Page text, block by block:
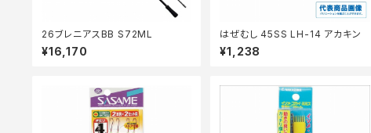
26ブレニアスBB S72ML
¥16,170
はぜむし 45SS LH-14 アカキン
¥1,238